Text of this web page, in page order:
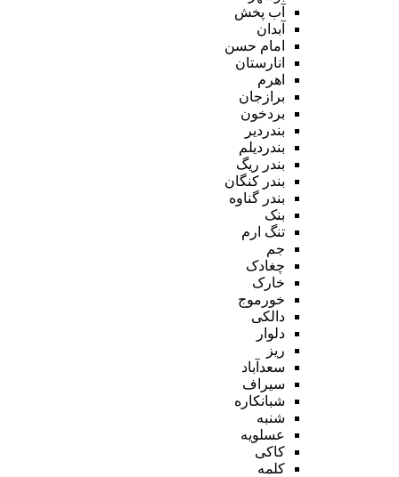
آب پخش
آبدان
امام حسن
انارستان
اهرم
برازجان
بردخون
بندردیر
بندردیلم
بندر ریگ
بندر کنگان
بندر گناوه
بنک
تنگ ارم
جم
چغادک
خارک
خورموج
دالکی
دلوار
ریز
سعدآباد
سیراف
شبانکاره
شنبه
عسلویه
کاکی
کلمه